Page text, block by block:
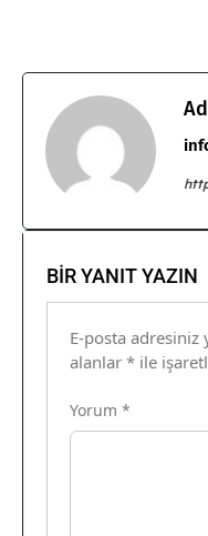
BIR YANIT YAZIN
E-posta adresiniz
alanlar * ile
Yorum *